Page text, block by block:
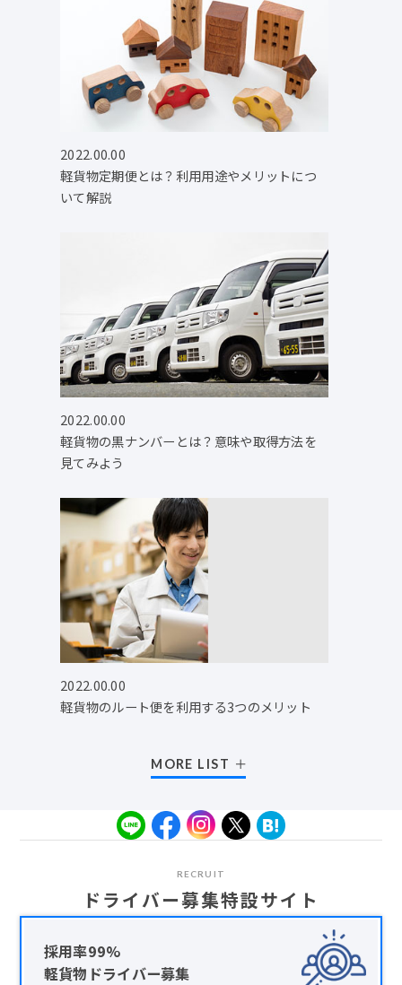
2022.00.00
軽貨物定期便とは？利用用途やメリットにつ
いて解説
2022.00.00
軽貨物の黒ナンバーとは？意味や取得方法を
見てみよう
2022.00.00
軽貨物のルート便を利用する3つのメリット
MORE LIST
RECRUIT
ドライバー募集特設サイト
採用率99%
軽貨物ドライバー募集